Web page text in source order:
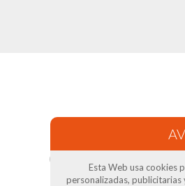
Compra enEsta Web usa cookies
personalizadas,